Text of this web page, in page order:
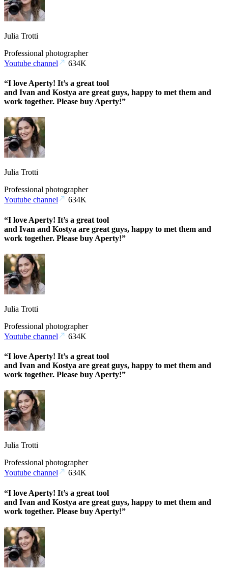
Julia Trotti
Professional photographer
Youtube channel
634K
“I love Aperty! It’s a great tool
and Ivan and Kostya are great guys, happy to met them and
work together. Please buy Aperty!”
Julia Trotti
Professional photographer
Youtube channel
634K
“I love Aperty! It’s a great tool
and Ivan and Kostya are great guys, happy to met them and
work together. Please buy Aperty!”
Julia Trotti
Professional photographer
Youtube channel
634K
“I love Aperty! It’s a great tool
and Ivan and Kostya are great guys, happy to met them and
work together. Please buy Aperty!”
Julia Trotti
Professional photographer
Youtube channel
634K
“I love Aperty! It’s a great tool
and Ivan and Kostya are great guys, happy to met them and
work together. Please buy Aperty!”